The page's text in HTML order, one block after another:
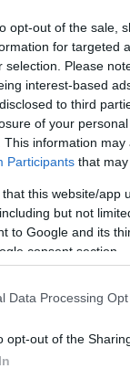
opt-out of the sale,
for targeted
selection. Please
interest-based
to third
of your
This information
Participants that
that this website/app
but not
to Google and its
consent section.
Data Processing
opt-out of the
Sofia
Oscar-